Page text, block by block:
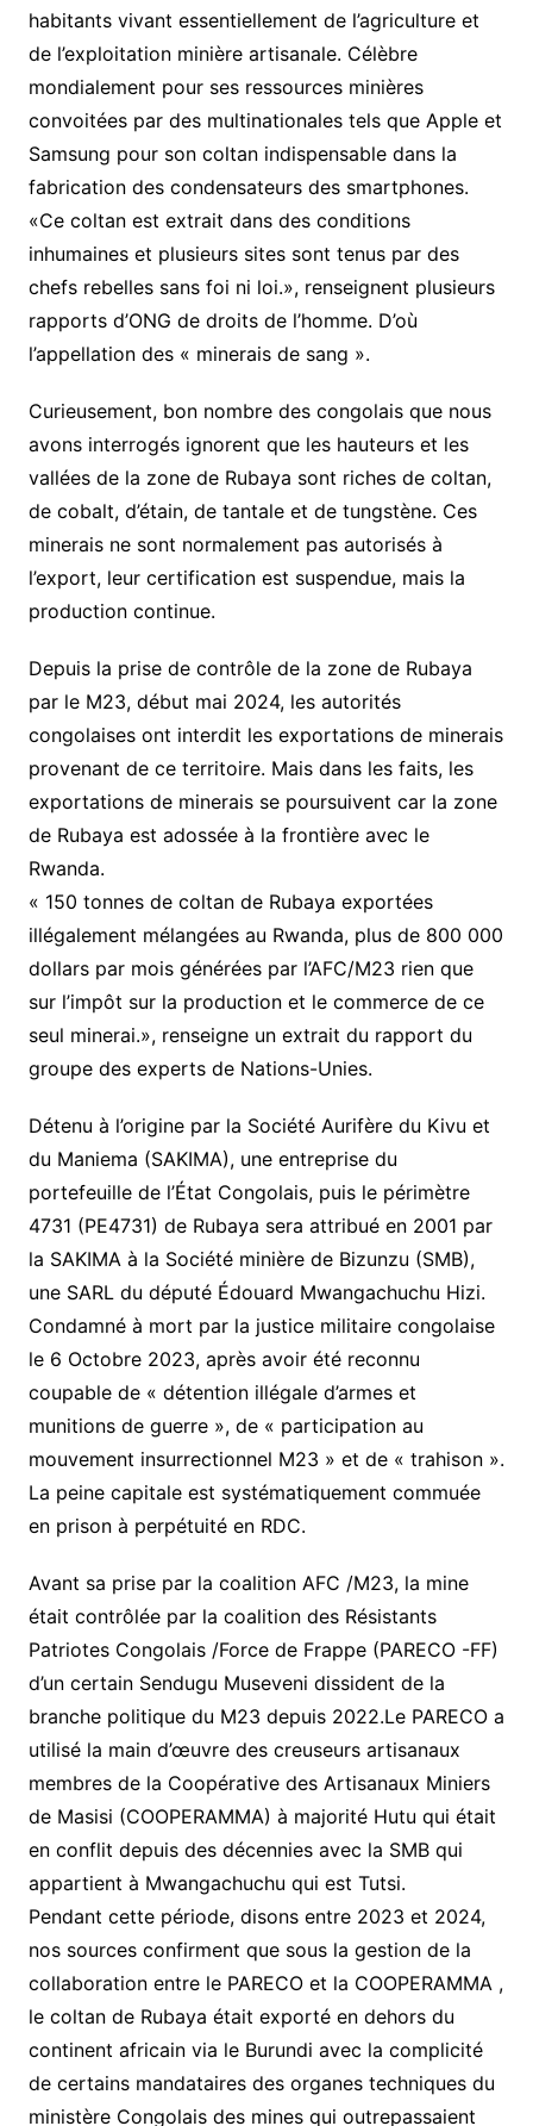
habitants vivant essentiellement de l’agriculture et
de l’exploitation minière artisanale. Célèbre
mondialement pour ses ressources minières
convoitées par des multinationales tels que Apple et
Samsung pour son coltan indispensable dans la
fabrication des condensateurs des smartphones.
«Ce coltan est extrait dans des conditions
inhumaines et plusieurs sites sont tenus par des
chefs rebelles sans foi ni loi.», renseignent plusieurs
rapports d’ONG de droits de l’homme. D’où
l’appellation des « minerais de sang ».
Curieusement, bon nombre des congolais que nous
avons interrogés ignorent que les hauteurs et les
vallées de la zone de Rubaya sont riches de coltan,
de cobalt, d’étain, de tantale et de tungstène. Ces
minerais ne sont normalement pas autorisés à
l’export, leur certification est suspendue, mais la
production continue.
Depuis la prise de contrôle de la zone de Rubaya
par le M23, début mai 2024, les autorités
congolaises ont interdit les exportations de minerais
provenant de ce territoire. Mais dans les faits, les
exportations de minerais se poursuivent car la zone
de Rubaya est adossée à la frontière avec le
Rwanda.
« 150 tonnes de coltan de Rubaya exportées
illégalement mélangées au Rwanda, plus de 800 000
dollars par mois générées par l’AFC/M23 rien que
sur l’impôt sur la production et le commerce de ce
seul minerai.», renseigne un extrait du rapport du
groupe des experts de Nations-Unies.
Détenu à l’origine par la Société Aurifère du Kivu et
du Maniema (SAKIMA), une entreprise du
portefeuille de l’État Congolais, puis le périmètre
4731 (PE4731) de Rubaya sera attribué en 2001 par
la SAKIMA à la Société minière de Bizunzu (SMB),
une SARL du député Édouard Mwangachuchu Hizi.
Condamné à mort par la justice militaire congolaise
le 6 Octobre 2023, après avoir été reconnu
coupable de « détention illégale d’armes et
munitions de guerre », de « participation au
mouvement insurrectionnel M23 » et de « trahison ».
La peine capitale est systématiquement commuée
en prison à perpétuité en RDC.
Avant sa prise par la coalition AFC /M23, la mine
était contrôlée par la coalition des Résistants
Patriotes Congolais /Force de Frappe (PARECO -FF)
d’un certain Sendugu Museveni dissident de la
branche politique du M23 depuis 2022.Le PARECO a
utilisé la main d’œuvre des creuseurs artisanaux
membres de la Coopérative des Artisanaux Miniers
de Masisi (COOPERAMMA) à majorité Hutu qui était
en conflit depuis des décennies avec la SMB qui
appartient à Mwangachuchu qui est Tutsi.
Pendant cette période, disons entre 2023 et 2024,
nos sources confirment que sous la gestion de la
collaboration entre le PARECO et la COOPERAMMA ,
le coltan de Rubaya était exporté en dehors du
continent africain via le Burundi avec la complicité
de certains mandataires des organes techniques du
ministère Congolais des mines qui outrepassaient